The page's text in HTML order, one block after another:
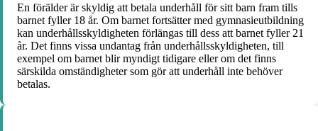
En förälder är skyldig att betala underhåll för sitt barn fram tills
barnet fyller 18 år. Om barnet fortsätter med gymnasieutbildning
kan underhållsskyldigheten förlängas till dess att barnet fyller 21
år. Det finns vissa undantag från underhållsskyldigheten, till
exempel om barnet blir myndigt tidigare eller om det finns
särskilda omständigheter som gör att underhåll inte behöver
betalas.